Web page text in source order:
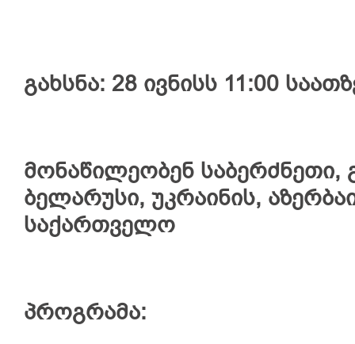
გახსნა: 28 ივნისს 11:00
მონაწილეობენ საბერძნეთი,
ბელარუსი, უკრაინის,
საქართველო
პროგრამა: